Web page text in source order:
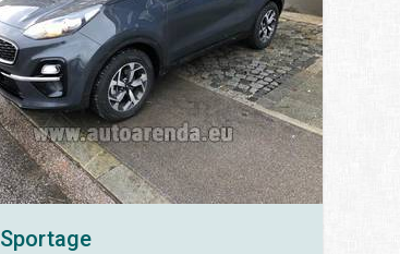
Sportage